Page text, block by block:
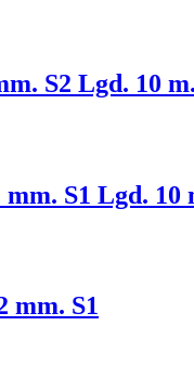
S2 Lgd. 10 m.
S1 Lgd. 10
mm. S1